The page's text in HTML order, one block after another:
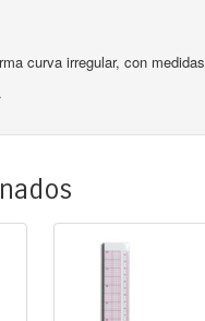
curva irregular, con